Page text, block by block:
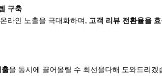
구축
라인 노출을 극대화하며, 고객 리뷰 전환율을
출을 동시에 끌어올릴 수 최선을다해 도와드리겠